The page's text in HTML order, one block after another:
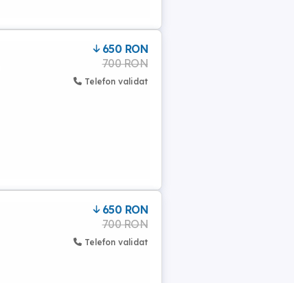
650 RON
700 RON
Telefon validat
650 RON
700 RON
Telefon validat